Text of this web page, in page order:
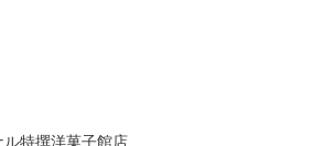
ル特撰洋菓子館店